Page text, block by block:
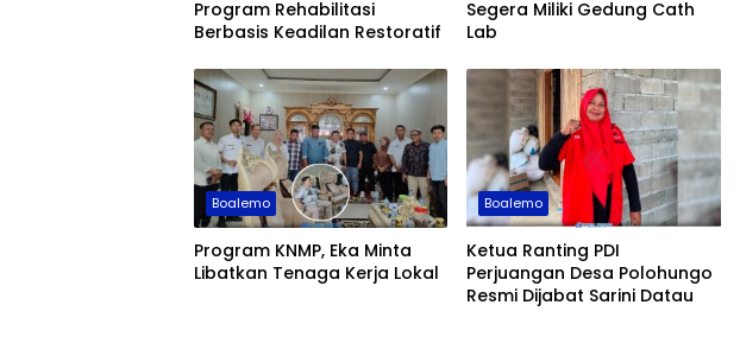
Program Rehabilitasi
Berbasis Keadilan Restoratif
Segera Miliki Gedung Cath
Lab
Boalemo
Program KNMP, Eka Minta
Libatkan Tenaga Kerja Lokal
Boalemo
Ketua Ranting PDI
Perjuangan Desa Polohungo
Resmi Dijabat Sarini Datau